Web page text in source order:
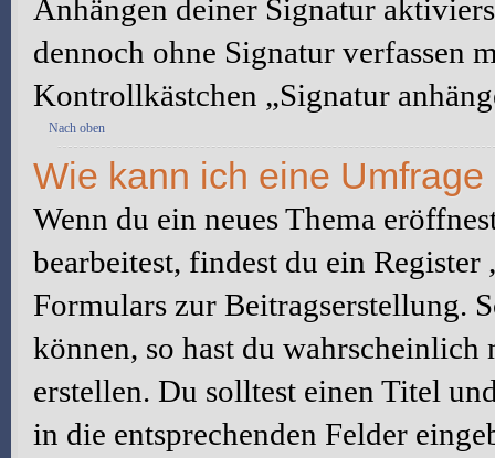
Anhängen deiner Signatur
dennoch ohne Signatur verfassen
Kontrollkästchen „Signatur
Nach oben
Wie kann ich eine
Wenn du ein neues Thema
bearbeitest, findest du ein
Formulars zur Beitragserstellung.
können, so hast du
erstellen. Du solltest einen Titel
in die entsprechenden Felder